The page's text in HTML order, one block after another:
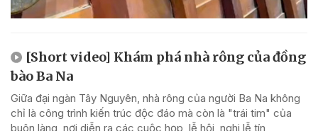
[Short video] Khám phá nhà rông của đồng
bào Ba Na
Giữa đại ngàn Tây Nguyên, nhà rông của người Ba Na không
chỉ là công trình kiến trúc độc đáo mà còn là "trái tim" của
buôn làng, nơi diễn ra các cuộc họp, lễ hội, nghi lễ tín